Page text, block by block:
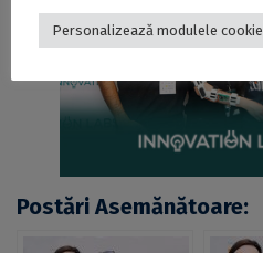
Postări Asemănătoare:
Personalizează modulele cookie